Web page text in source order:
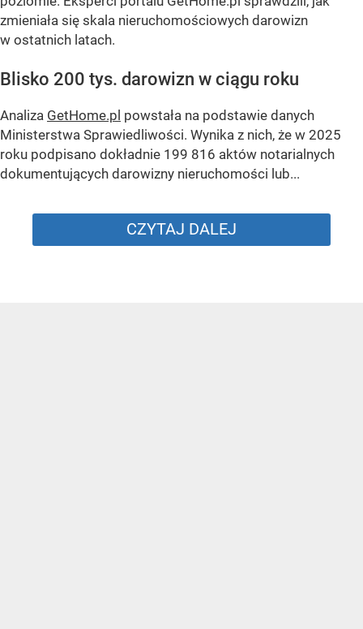
zmieniała się skala nieruchomościowych darowizn
w ostatnich latach.
Blisko 200 tys. darowizn w ciągu roku
Analiza GetHome.pl powstała na podstawie danych
Ministerstwa Sprawiedliwości. Wynika z nich, że w 2025
roku podpisano dokładnie 199 816 aktów notarialnych
dokumentujących darowizny nieruchomości lub...
CZYTAJ DALEJ